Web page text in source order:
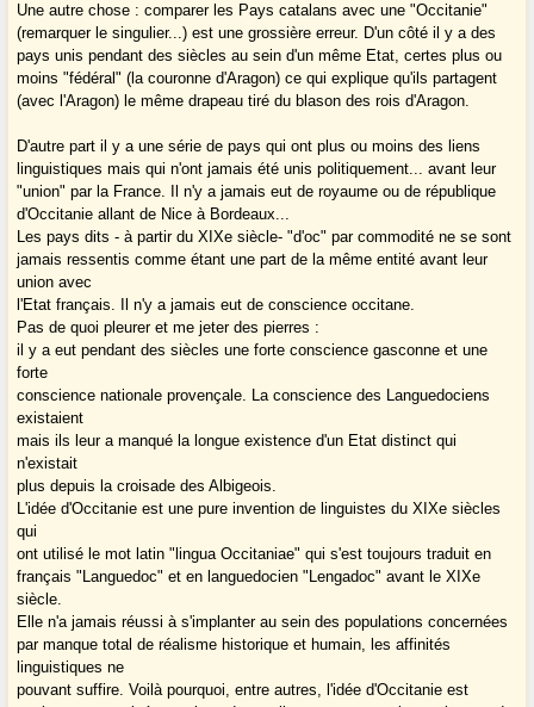
Une autre chose : comparer les Pays catalans avec une "Occitanie"
(remarquer le singulier...) est une grossière erreur. D'un côté il y a des
pays unis pendant des siècles au sein d'un même Etat, certes plus ou
moins "fédéral" (la couronne d'Aragon) ce qui explique qu'ils partagent
(avec l'Aragon) le même drapeau tiré du blason des rois d'Aragon.
D'autre part il y a une série de pays qui ont plus ou moins des liens
linguistiques mais qui n'ont jamais été unis politiquement... avant leur
"union" par la France. Il n'y a jamais eut de royaume ou de république
d'Occitanie allant de Nice à Bordeaux...
Les pays dits - à partir du XIXe siècle- "d'oc" par commodité ne se sont
jamais ressentis comme étant une part de la même entité avant leur
union avec
l'Etat français. Il n'y a jamais eut de conscience occitane.
Pas de quoi pleurer et me jeter des pierres :
il y a eut pendant des siècles une forte conscience gasconne et une
forte
conscience nationale provençale. La conscience des Languedociens
existaient
mais ils leur a manqué la longue existence d'un Etat distinct qui
n'existait
plus depuis la croisade des Albigeois.
L'idée d'Occitanie est une pure invention de linguistes du XIXe siècles
qui
ont utilisé le mot latin "lingua Occitaniae" qui s'est toujours traduit en
français "Languedoc" et en languedocien "Lengadoc" avant le XIXe
siècle.
Elle n'a jamais réussi à s'implanter au sein des populations concernées
par manque total de réalisme historique et humain, les affinités
linguistiques ne
pouvant suffire. Voilà pourquoi, entre autres, l'idée d'Occitanie est